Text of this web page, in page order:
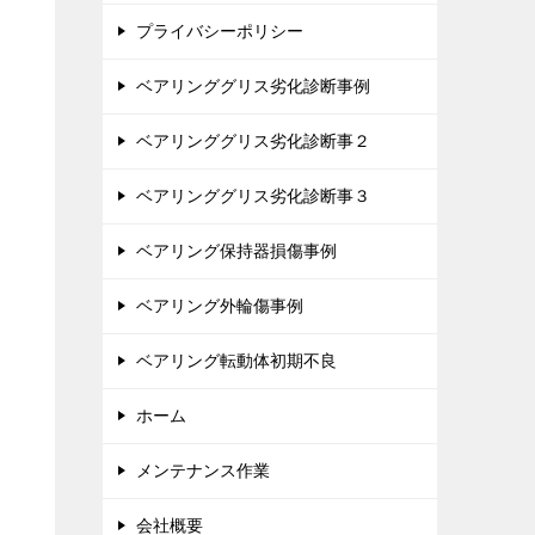
プライバシーポリシー
ベアリンググリス劣化診断事例
ベアリンググリス劣化診断事２
ベアリンググリス劣化診断事３
ベアリング保持器損傷事例
ベアリング外輪傷事例
ベアリング転動体初期不良
ホーム
メンテナンス作業
会社概要